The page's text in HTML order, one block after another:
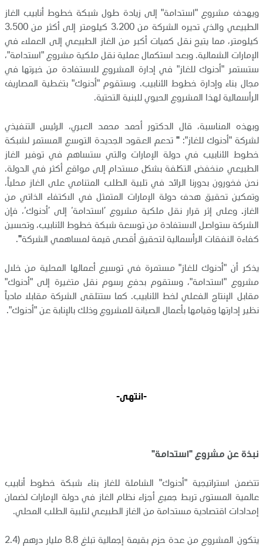
ويهدف مشروع "استدامة" إلى زيادة طول شبكة خطوط أنابيب الغاز
الطبيعي والذي تديره الشركة من 3،200 كيلومتر إلى أكثر من 3،500
كيلومتر، مما يتيح نقل كميات أكبر من الغاز الطبيعي إلى العملاء في
الإمارات الشمالية. وبعد استكمال عملية نقل ملكية مشروع "استدامة"،
ستستمر "أدنوك للغاز" في إدارة المشروع للاستفادة من خبرتها في
مجال بناء وإدارة خطوط الأنابيب. وستقوم "أدنوك" بتغطية المصاريف
الرأسمالية لهذا المشروع الحيوي للبنية التحتية.
وبهذه المناسبة، قال الدكتور أحمد محمد العبري، الرئيس التنفيذي
لشركة "أدنوك للغاز":" تدعم العقود الجديدة التوسع المستمر لشبكة
خطوط الأنابيب في دولة الإمارات والتي ستساهم في توفير الغاز
الطبيعي منخفض التكلفة بشكل مستدام إلى مواقع أكثر في الدولة.
نحن فخورون بدورنا الرائد في تلبية الطلب المتنامي على الغاز محلياً،
وتمكين تحقيق هدف دولة الإمارات المتمثل في الاكتفاء الذاتي من
الغاز.وعلى إثر قرار نقل ملكية مشروع ’استدامة‘ إلى ’أدنوك‘، فإن
الشركة ستواصل الاستفادة من توسعة شبكة خطوط الأنابيب، وتحسين
كفاءة النفقات الرأسمالية لتحقيق أقصى قيمة لمساهمي الشركة"
.
يذكر أن "أدنوك للغاز" مستمرة في توسيع أعمالها المحلية من خلال
مشروع "استدامة"، وستقوم بدفع رسوم نقل متغيرة إلى "أدنوك"
مقابل الإنتاج الفعلي لخط الأنابيب. كما ستتلقى الشركة مقابلا مادياً
نظير إدارتها وقيامها بأعمال الصيانة للمشروع وذلك بالإنابة عن "أدنوك".
-انتهى-
نبذة عن مشروع "استدامة"
تتضمن استراتيجية "أدنوك" الشاملة للغاز بناء شبكة خطوط أنابيب
عالمية المستوى تربط جميع أجزاء نظام الغاز في دولة الإمارات لضمان
إمدادات اقتصادية مستدامة من الغاز الطبيعي لتلبية الطلب المحلي.
يتكون المشروع من عدة حزم بقيمة إجمالية تبلغ 8.8 مليار درهم (2.4